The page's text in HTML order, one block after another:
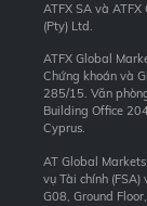
ATFX SA và
(Pty) Ltd.
ATFX Global
Chứng khoán và
285/15. Văn
Building Office
Cyprus.
AT Global
vụ Tài chính
G08, Ground